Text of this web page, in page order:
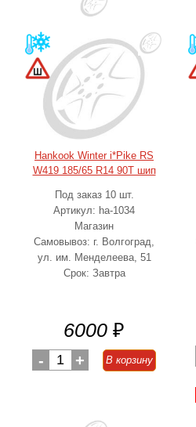
Hankook Winter i*Pike RS
W419 185/65 R14 90T шип
Под заказ 10 шт.
Артикул: ha-1034
Магазин
Самовывоз: г. Волгоград,
ул. им. Менделеева, 51
Срок: Завтра
6000 ₽
- 1 + В корзину